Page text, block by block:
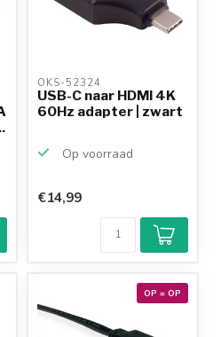
OKS-52324
USB-C naar HDMI 4K
60Hz adapter | zwart
Op voorraad
€14,99
OP = OP